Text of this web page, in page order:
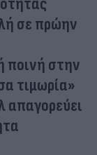
σε πρώην
ποινή στην
τιμωρία»
απαγορεύει